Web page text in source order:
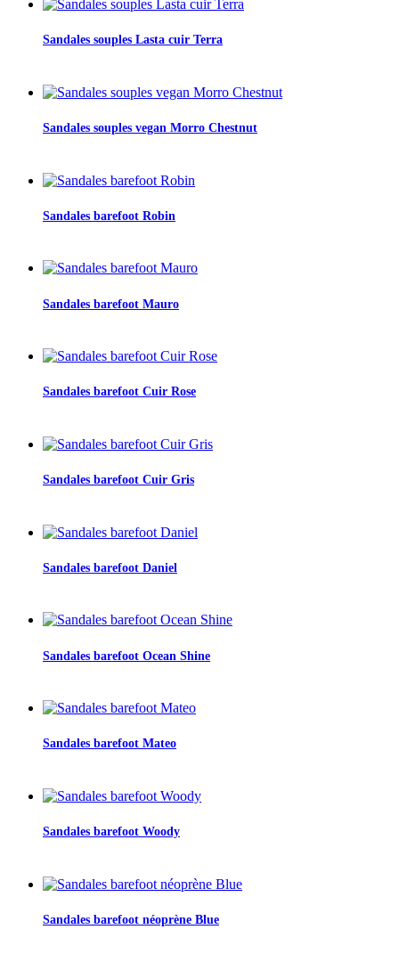
Sandales souples Lasta cuir Terra
Sandales souples vegan Morro Chestnut
Sandales barefoot Robin
Sandales barefoot Mauro
Sandales barefoot Cuir Rose
Sandales barefoot Cuir Gris
Sandales barefoot Daniel
Sandales barefoot Ocean Shine
Sandales barefoot Mateo
Sandales barefoot Woody
Sandales barefoot néoprène Blue